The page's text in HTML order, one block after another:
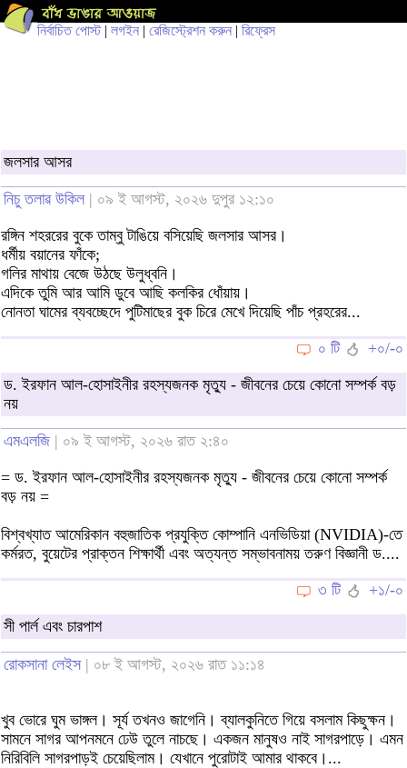
নির্বাচিত পোস্ট| লগইন | রেজিস্ট্রেশন করুন | রিফ্রেস
জলসার আসর
নিচু তলাৱ উকিল | ০৯ ই আগস্ট, ২০২৬ দুপুর ১২:১০
রঙ্গিন শহররের বুকে তাম্বু টাঙিয়ে বসিয়েছি জলসার আসর।
ধর্মীয় বয়ানের ফাঁকে;
গলির মাথায় বেজে উঠছে উলুধ্বনি।
এদিকে তুমি আর আমি ডুবে আছি কলকির ধোঁয়ায়।
নোনতা ঘামের ব্যবচ্ছেদে পুটিমাছের বুক চিরে মেখে দিয়েছি পাঁচ প্রহরের...
০ টি
+০/-০
ড. ইরফান আল-হোসাইনীর রহস্যজনক মৃত্যু - জীবনের চেয়ে কোনো সম্পর্ক বড়
নয়
এমএলজি | ০৯ ই আগস্ট, ২০২৬ রাত ২:৪০
= ড. ইরফান আল-হোসাইনীর রহস্যজনক মৃত্যু - জীবনের চেয়ে কোনো সম্পর্ক
বড় নয় =
বিশ্বখ্যাত আমেরিকান বহুজাতিক প্রযুক্তি কোম্পানি এনভিডিয়া (NVIDIA)-তে
কর্মরত, বুয়েটের প্রাক্তন শিক্ষার্থী এবং অত্যন্ত সম্ভাবনাময় তরুণ বিজ্ঞানী ড....
৩ টি
+১/-০
সী পার্ল এবং চারপাশ
রোকসানা লেইস | ০৮ ই আগস্ট, ২০২৬ রাত ১১:১৪
খুব ভোরে ঘুম ভাঙ্গল। সূর্য তখনও জাগেনি। ব্যালকুনিতে গিয়ে বসলাম কিছুক্ষন।
সামনে সাগর আপনমনে ঢেউ তুলে নাচছে। একজন মানুষও নাই সাগরপাড়ে। এমন
নিরিবিলি সাগরপাড়ই চেয়েছিলাম। যেখানে পুরোটাই আমার থাকবে।...